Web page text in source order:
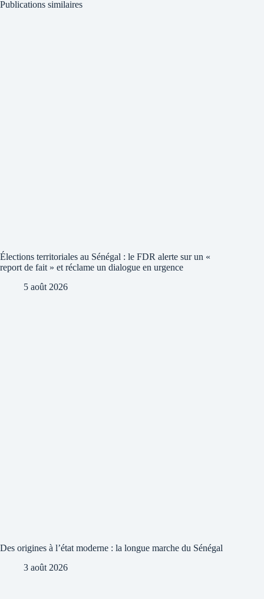
Publications similaires
Élections territoriales au Sénégal : le FDR alerte sur un «
report de fait » et réclame un dialogue en urgence
5 août 2026
Des origines à l’état moderne : la longue marche du Sénégal
3 août 2026